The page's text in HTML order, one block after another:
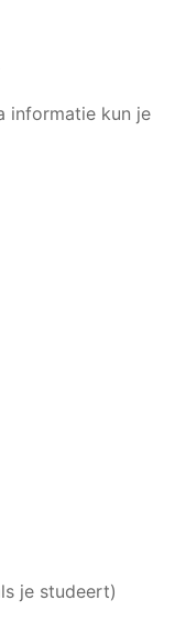
informatie kun je
je studeert)